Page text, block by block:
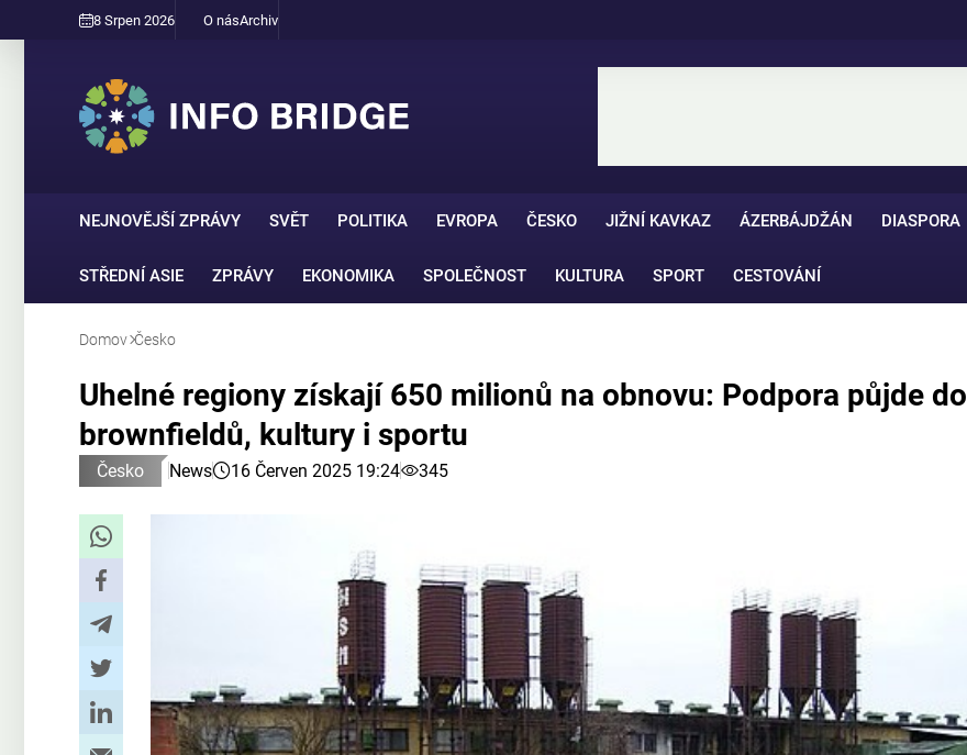
8 Srpen 2026 O násArchiv
NEJNOVĚJŠÍ ZPRÁVY SVĚT POLITIKA EVROPA ČESKO JIŽNÍ KAVKAZ ÁZERBÁJDŽÁN DIASPORA
STŘEDNÍ ASIE ZPRÁVY EKONOMIKA SPOLEČNOST KULTURA SPORT CESTOVÁNÍ
Domov Česko
Uhelné regiony získají 650 milionů na obnovu: Podpora půjde do
brownfieldů, kultury i sportu
Česko News 16 Červen 2025 19:24 345